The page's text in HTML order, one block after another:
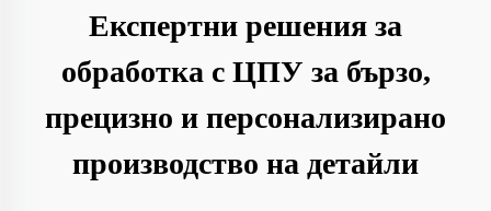
Експертни решения за
обработка с ЦПУ за бързо,
прецизно и персонализирано
производство на детайли